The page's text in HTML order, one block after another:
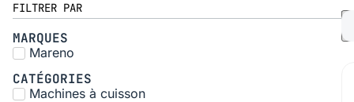
FILTRER PAR
MARQUES
Mareno
CATÉGORIES
Machines à cuisson